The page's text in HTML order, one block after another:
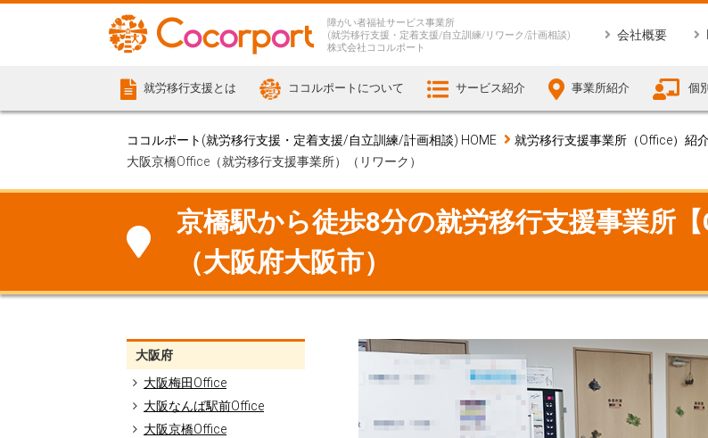
障がい者福祉サービス事業所
(就労移行支援・定着支援/自立訓練/リワーク/計画相談)
株式会社ココルポート
会社概要
就労移行支援とは ココルポートについて サービス紹介 事業所紹介 個
ココルポート(就労移行支援・定着支援/自立訓練/計画相談) HOME 就労移行支援事業所（Office）紹
大阪京橋Office（就労移行支援事業所）（リワーク）
京橋駅から徒歩8分の就労移行支援事業所
（大阪府大阪市）
大阪府
大阪梅田Office
大阪なんば駅前Office
大阪京橋Office